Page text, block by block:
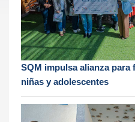
SQM impulsa alianza
niñas y adolescentes